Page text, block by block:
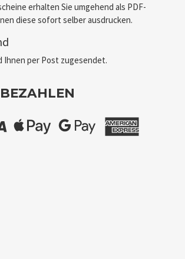
erhalten Sie umgehend als PDF-
diese sofort selber ausdrucken.
Ihnen per Post zugesendet.